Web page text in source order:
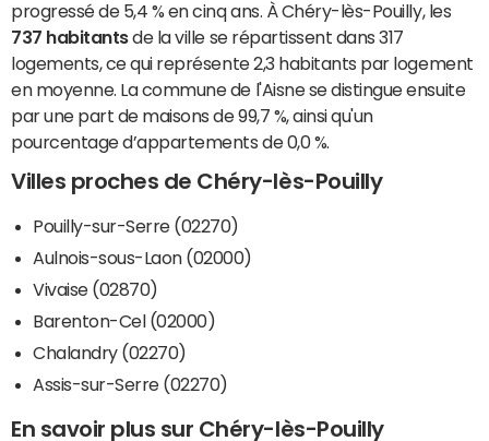
progressé de 5,4 % en cinq ans. À Chéry-lès-Pouilly, les
737 habitantsde la ville se répartissent dans 317
logements, ce qui représente 2,3 habitants par logement
en moyenne. La commune de l'Aisne se distingue ensuite
par une part de maisons de 99,7 %, ainsi qu'un
pourcentage d’appartements de 0,0 %.
Villes proches de Chéry-lès-Pouilly
Pouilly-sur-Serre (02270)
Aulnois-sous-Laon (02000)
Vivaise (02870)
Barenton-Cel (02000)
Chalandry (02270)
Assis-sur-Serre (02270)
En savoir plus sur Chéry-lès-Pouilly